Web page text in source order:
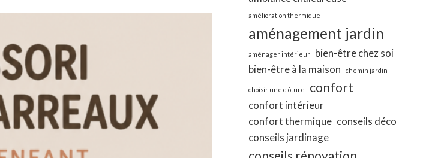
amélioration thermique
aménagement jardin
aménager intérieur
bien-être chez soi
bien-être à la maison
chemin jardin
choisir une clôture confort
confort intérieur
confort thermique conseils déco
conseils jardinage